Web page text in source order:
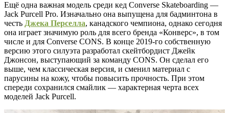
Ещё одна важная модель среди кед Converse Skateboarding —
Jack Purcell Pro. Изначально она выпущена для бадминтона в
честь Джека Перселла, канадского чемпиона, однако сегодня
она играет значимую роль для всего бренда «Конверс», в том
числе и для Converse CONS. В конце 2019-го собственную
версию этого силуэта разработал скейтбордист Джейк
Джонсон, выступающий за команду CONS. Он сделал его
выше, чем классическая версия, и сменил материал с
парусины на кожу, чтобы повысить прочность. При этом
спереди сохранился смайлик — характерная черта всех
моделей Jack Purcell.